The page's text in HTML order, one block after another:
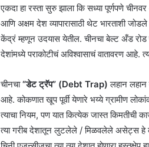
एकदा हा रस्ता सुरु झाला कि सध्या पूर्णपणे
आणि अक्षम देश व्यापारासाठी थेट भारताशी जोडले
केंद्रं म्हणून उदयास येतील. चीनचा बेल्ट अँड
देशांमध्ये पराकोटीचं अविश्वासाचं वातावरण आहे.
चीनचा“डेट ट्रॅप” (Debt Trap) लहान लहान
आहे. कोकणात खूप पूर्वी येणारे भय्ये ग्रामीण
त्याचा नियम, पण यात कित्येक जास्त किमतीची
त्या गरीब देशातून लुटलेले / मिळवलेले असेट्स हे